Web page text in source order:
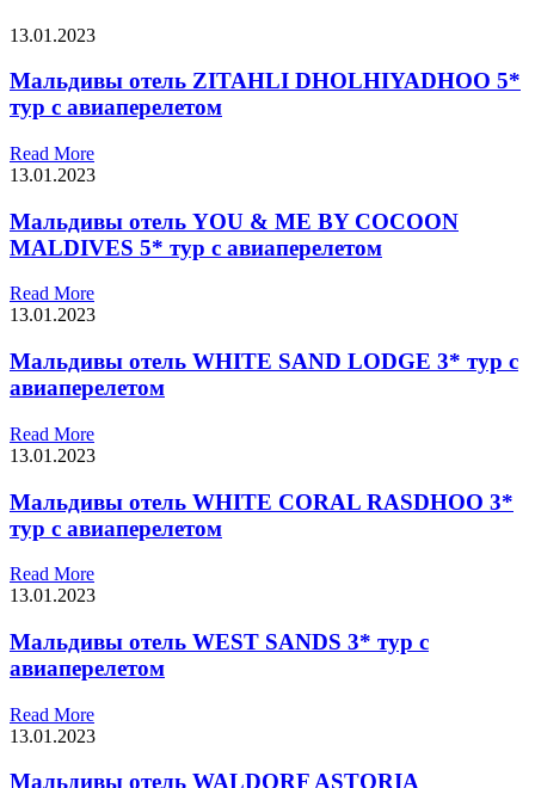
13.01.2023
Мальдивы отель ZITAHLI DHOLHIYADHOO 5*
тур с авиаперелетом
Read More
13.01.2023
Мальдивы отель YOU & ME BY COCOON
MALDIVES 5* тур с авиаперелетом
Read More
13.01.2023
Мальдивы отель WHITE SAND LODGE 3* тур с
авиаперелетом
Read More
13.01.2023
Мальдивы отель WHITE CORAL RASDHOO 3*
тур с авиаперелетом
Read More
13.01.2023
Мальдивы отель WEST SANDS 3* тур с
авиаперелетом
Read More
13.01.2023
Мальдивы отель WALDORF ASTORIA